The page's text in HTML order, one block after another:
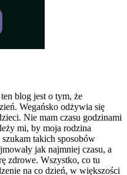
blog jest o tym, że
Wegańsko odżywia się
Nie mam czasu godzinami
mi, by moja rodzina
takich sposobów
jak najmniej czasu, a
zdrowe. Wszystko, co tu
na co dzień, w większości